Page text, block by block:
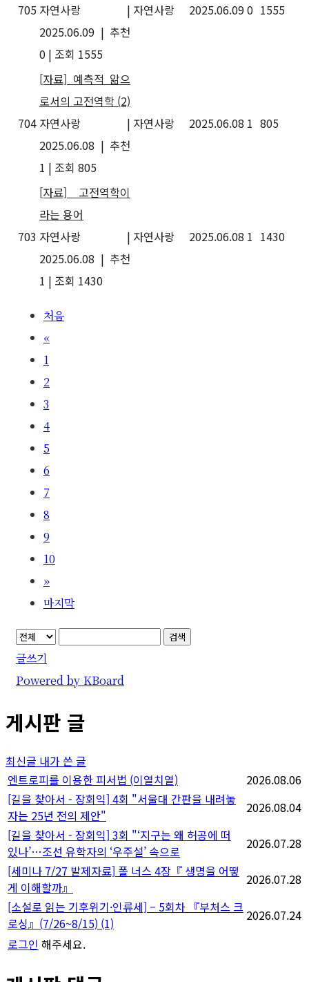
705 자연사랑
|
2025.06.09 | 추천
0 | 조회 1555
자연사랑 2025.06.090 1555
704
[자료] 예측적 앎으
로서의 고전역학 (2)
자연사랑
|
2025.06.08 | 추천
1 | 조회 805
자연사랑 2025.06.08 1 805
703
[자료] 고전역학이
라는 용어
자연사랑
|
2025.06.08 | 추천
1 | 조회 1430
자연사랑 2025.06.08 1 1430
처음
«
1
2
3
4
5
6
7
8
9
10
»
마지막
검색
글쓰기
Powered by KBoard
게시판 글
최신글 내가 쓴 글
엔트로피를 이용한 피서법 (이열치열)
2026.08.06
[길을 찾아서 - 장회익] 4회 "서울대 간판을 내려놓
자는 25년 전의 제안"
2026.08.04
[길을 찾아서 - 장회익] 3회 "‘지구는 왜 허공에 떠
있나’…조선 유학자의 ‘우주설’ 속으로
2026.07.28
[세미나 7/27 발제자료] 폴 너스 4장『 생명을 어떻
게 이해할까』
2026.07.28
[소설로 읽는 기후위기·인류세] – 5회차 『부처스 크
로싱』(7/26~8/15) (1)
2026.07.24
로그인 해주세요.